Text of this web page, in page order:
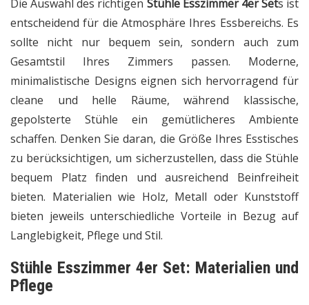
Die Auswahl des richtigen Stühle Esszimmer 4er Sets ist
entscheidend für die Atmosphäre Ihres Essbereichs. Es
sollte nicht nur bequem sein, sondern auch zum
Gesamtstil Ihres Zimmers passen. Moderne,
minimalistische Designs eignen sich hervorragend für
cleane und helle Räume, während klassische,
gepolsterte Stühle ein gemütlicheres Ambiente
schaffen. Denken Sie daran, die Größe Ihres Esstisches
zu berücksichtigen, um sicherzustellen, dass die Stühle
bequem Platz finden und ausreichend Beinfreiheit
bieten. Materialien wie Holz, Metall oder Kunststoff
bieten jeweils unterschiedliche Vorteile in Bezug auf
Langlebigkeit, Pflege und Stil.
Stühle Esszimmer 4er Set: Materialien und
Pflege